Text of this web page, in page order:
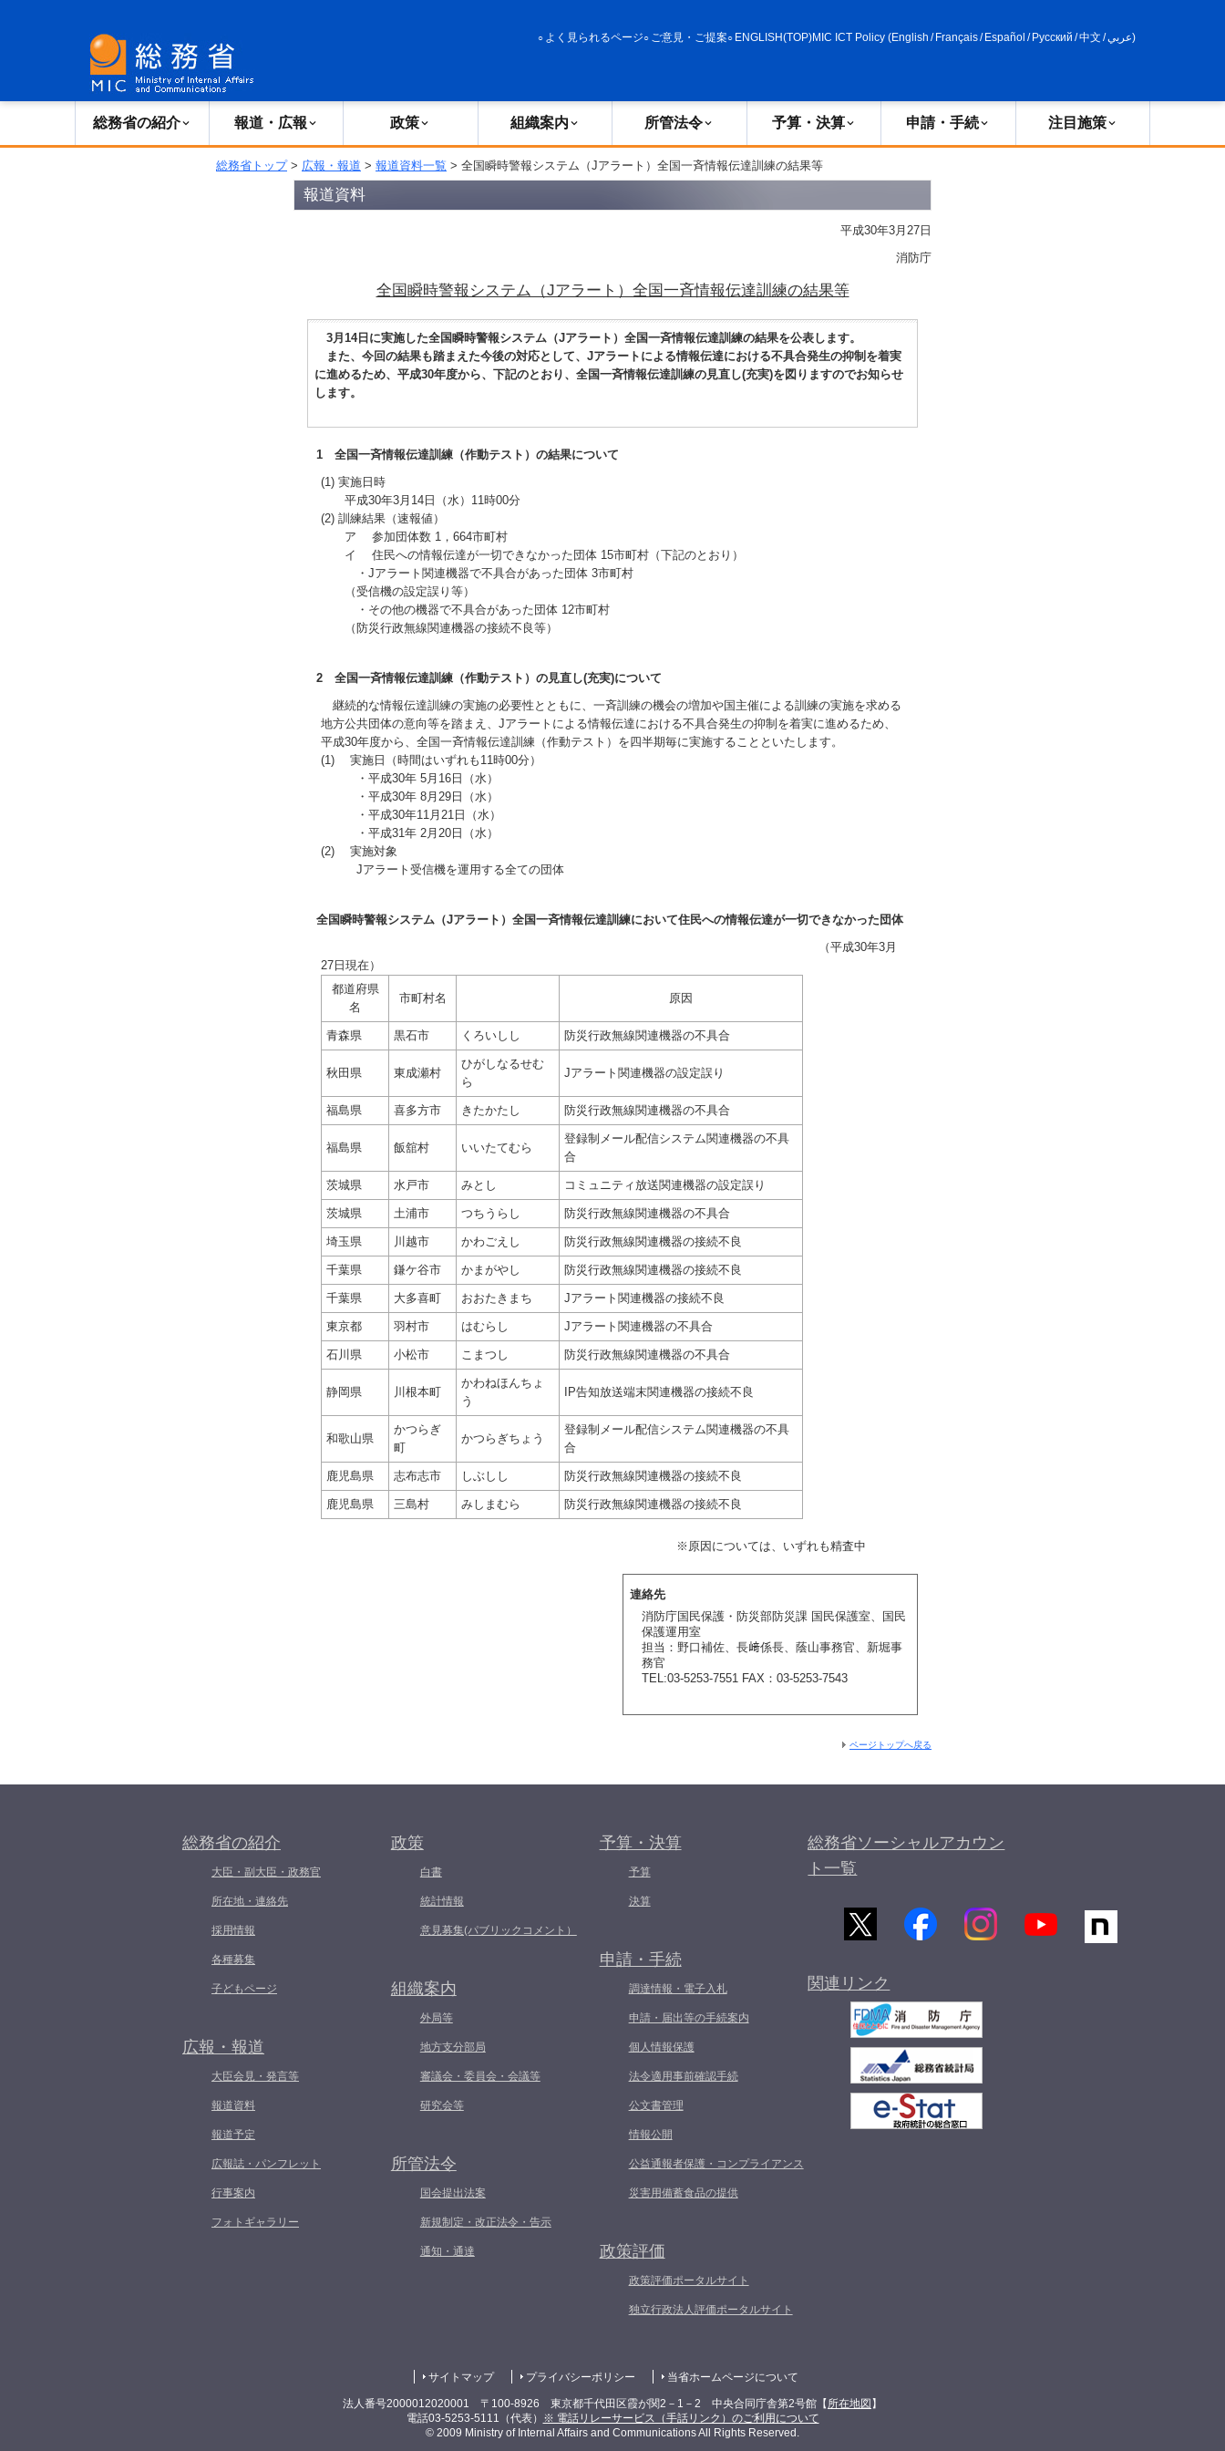
よく見られるページ ご意見・ご提案 ENGLISH(TOP)MIC ICT Policy (English / Français/ Español / Русский /中文 /عربي)
総務省の紹介 報道・広報 政策 組織案内 所管法令 予算・決算 申請・手続 注目施策
総務省トップ> 広報・報道 > 報道資料一覧 > 全国瞬時警報システム（Jアラート）全国一斉情報伝達訓練の結果等
報道資料
平成30年3月27日
消防庁
全国瞬時警報システム（Jアラート）全国一斉情報伝達訓練の結果等
3月14日に実施した全国瞬時警報システム（Jアラート）全国一斉情報伝達訓練の結果を公表します。
また、今回の結果も踏まえた今後の対応として、Jアラートによる情報伝達における不具合発生の抑制を着実
に進めるため、平成30年度から、下記のとおり、全国一斉情報伝達訓練の見直し(充実)を図りますのでお知らせ
します。
1 全国一斉情報伝達訓練（作動テスト）の結果について
(1) 実施日時
平成30年3月14日（水）11時00分
(2) 訓練結果（速報値）
ア 参加団体数 1，664市町村
イ 住民への情報伝達が一切できなかった団体 15市町村（下記のとおり）
・Jアラート関連機器で不具合があった団体 3市町村
（受信機の設定誤り等）
・その他の機器で不具合があった団体 12市町村
（防災行政無線関連機器の接続不良等）
2 全国一斉情報伝達訓練（作動テスト）の見直し(充実)について
継続的な情報伝達訓練の実施の必要性とともに、一斉訓練の機会の増加や国主催による訓練の実施を求める
地方公共団体の意向等を踏まえ、Jアラートによる情報伝達における不具合発生の抑制を着実に進めるため、
平成30年度から、全国一斉情報伝達訓練（作動テスト）を四半期毎に実施することといたします。
(1) 実施日（時間はいずれも11時00分）
・平成30年 5月16日（水）
・平成30年 8月29日（水）
・平成30年11月21日（水）
・平成31年 2月20日（水）
(2) 実施対象
Jアラート受信機を運用する全ての団体
全国瞬時警報システム（Jアラート）全国一斉情報伝達訓練において住民への情報伝達が一切できなかった団体
（平成30年3月
27日現在）
都道府県
名
市町村名 原因
青森県 黒石市 くろいしし 防災行政無線関連機器の不具合
秋田県 東成瀬村
ひがしなるせむ
ら
Jアラート関連機器の設定誤り
福島県 喜多方市 きたかたし 防災行政無線関連機器の不具合
福島県 飯舘村 いいたてむら
登録制メール配信システム関連機器の不具
合
茨城県 水戸市 みとし コミュニティ放送関連機器の設定誤り
茨城県 土浦市 つちうらし 防災行政無線関連機器の不具合
埼玉県 川越市 かわごえし 防災行政無線関連機器の接続不良
千葉県 鎌ケ谷市 かまがやし 防災行政無線関連機器の接続不良
千葉県 大多喜町 おおたきまち Jアラート関連機器の接続不良
東京都 羽村市 はむらし Jアラート関連機器の不具合
石川県 小松市 こまつし 防災行政無線関連機器の不具合
静岡県 川根本町
かわねほんちょ
う
IP告知放送端末関連機器の接続不良
和歌山県
かつらぎ
町
かつらぎちょう
登録制メール配信システム関連機器の不具
合
鹿児島県 志布志市 しぶしし 防災行政無線関連機器の接続不良
鹿児島県 三島村 みしまむら 防災行政無線関連機器の接続不良
※原因については、いずれも精査中
連絡先
消防庁国民保護・防災部防災課 国民保護室、国民
保護運用室
担当：野口補佐、長﨑係長、蔭山事務官、新堀事
務官
TEL:03-5253-7551 FAX：03-5253-7543
ページトップへ戻る
総務省の紹介
大臣・副大臣・政務官
所在地・連絡先
採用情報
各種募集
子どもページ
広報・報道
大臣会見・発言等
報道資料
報道予定
広報誌・パンフレット
行事案内
フォトギャラリー
政策
白書
統計情報
意見募集(パブリックコメント）
組織案内
外局等
地方支分部局
審議会・委員会・会議等
研究会等
所管法令
国会提出法案
新規制定・改正法令・告示
通知・通達
予算・決算
予算
決算
申請・手続
調達情報・電子入札
申請・届出等の手続案内
個人情報保護
法令適用事前確認手続
公文書管理
情報公開
公益通報者保護・コンプライアンス
災害用備蓄食品の提供
政策評価
政策評価ポータルサイト
独立行政法人評価ポータルサイト
総務省ソーシャルアカウン
ト一覧
関連リンク
サイトマップ プライバシーポリシー 当省ホームページについて
法人番号2000012020001 〒100-8926 東京都千代田区霞が関2－1－2 中央合同庁舎第2号館【 所在地図 】
電話03-5253-5111（代表）
※ 電話リレーサービス（手話リンク）のご利用について
© 2009 Ministry of Internal Affairs and Communications All Rights Reserved.